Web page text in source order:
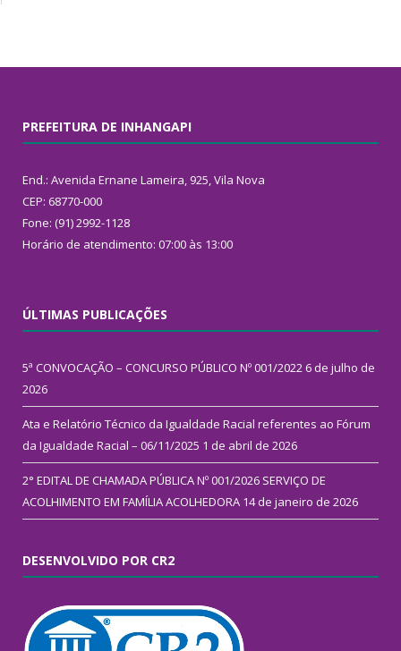
PREFEITURA DE INHANGAPI
End.: Avenida Ernane Lameira, 925, Vila Nova
CEP: 68770-000
Fone: (91) 2992-1128
Horário de atendimento: 07:00 às 13:00
ÚLTIMAS PUBLICAÇÕES
5ª CONVOCAÇÃO – CONCURSO PÚBLICO Nº 001/2022 6 de julho de
2026
Ata e Relatório Técnico da Igualdade Racial referentes ao Fórum
da Igualdade Racial – 06/11/2025 1 de abril de 2026
2° EDITAL DE CHAMADA PÚBLICA Nº 001/2026 SERVIÇO DE
ACOLHIMENTO EM FAMÍLIA ACOLHEDORA 14 de janeiro de 2026
DESENVOLVIDO POR CR2